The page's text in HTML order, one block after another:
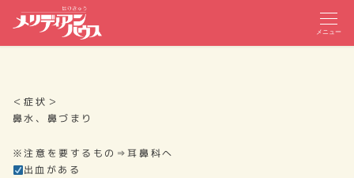
メニュー
＜症状＞
鼻水、鼻づまり
※注意を要するもの⇒耳鼻科へ
出血がある